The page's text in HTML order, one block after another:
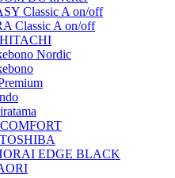
Classic A on/off
Classic A on/off
Nordic
EDGE BLACK